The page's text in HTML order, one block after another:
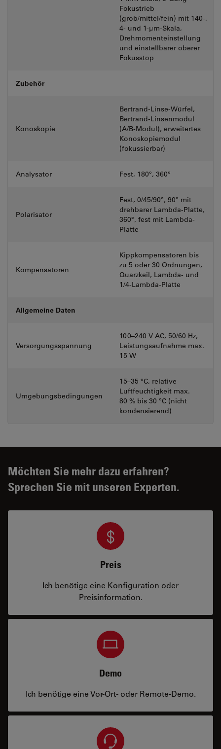
Fokustrieb
(grob/mittel/fein) mit 140-,
4- und 1-µm-Skala,
Drehmomenteinstellung
und einstellbarer oberer
Fokusstop
Zubehör
Konoskopie
Bertrand-Linse-Würfel,
Bertrand-Linsenmodul
(A/B-Modul), erweitertes
Konoskopiemodul
(fokussierbar)
Analysator Fest, 180°, 360°
Polarisator
Fest, 0/45/90°, 90° mit
drehbarer Lambda-Platte,
360°, fest mit Lambda-
Platte
Kompensatoren
Kippkompensatoren bis
zu 5 oder 30 Ordnungen,
Quarzkeil, Lambda- und
1/4-Lambda-Platte
Allgemeine Daten
Versorgungsspannung
100–240 V AC, 50/60 Hz,
Leistungsaufnahme max.
15 W
Umgebungsbedingungen
15–35 °C, relative
Luftfeuchtigkeit max.
80 % bis 30 °C (nicht
kondensierend)
Möchten Sie mehr dazu erfahren?
Sprechen Sie mit unseren Experten.
Preis
Ich benötige eine Konfiguration oder
Preisinformation.
Demo
Ich benötige eine Vor-Ort- oder Remote-Demo.